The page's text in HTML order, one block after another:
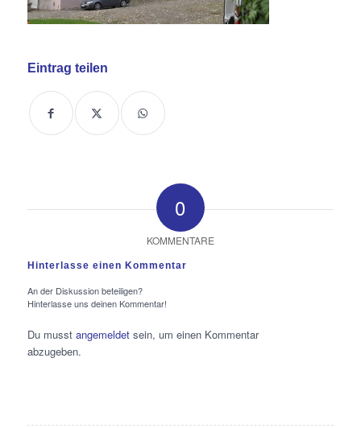
Eintrag teilen
0
KOMMENTARE
Hinterlasse einen Kommentar
An der Diskussion beteiligen?
Hinterlasse uns deinen Kommentar!
Du musst angemeldetsein, um einen Kommentar
abzugeben.